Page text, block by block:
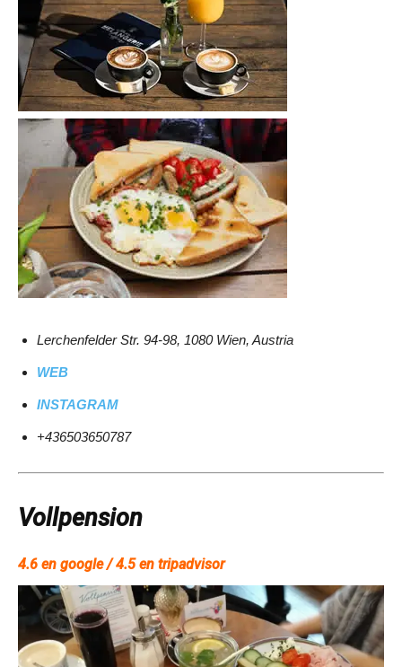
Lerchenfelder Str. 94-98, 1080 Wien, Austria
WEB
INSTAGRAM
+436503650787
Vollpension
4.6 en google / 4.5 en tripadvisor